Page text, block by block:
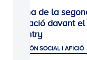
El
CLUB,